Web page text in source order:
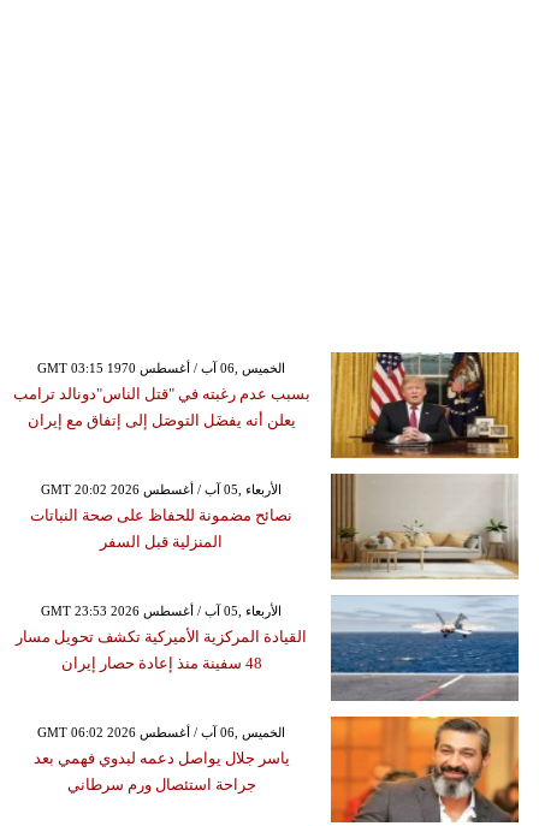
GMT 03:15 1970 الخميس ,06 آب / أغسطس
بسبب عدم رغبته في "قتل الناس"دونالد ترامب
يعلن أنه يفضَل التوصَل إلى إتفاق مع إيران
GMT 20:02 2026 الأربعاء ,05 آب / أغسطس
نصائح مضمونة للحفاظ على صحة النباتات
المنزلية قبل السفر
GMT 23:53 2026 الأربعاء ,05 آب / أغسطس
القيادة المركزية الأميركية تكشف تحويل مسار
48 سفينة منذ إعادة حصار إيران
GMT 06:02 2026 الخميس ,06 آب / أغسطس
ياسر جلال يواصل دعمه لبدوي فهمي بعد
جراحة استئصال ورم سرطاني